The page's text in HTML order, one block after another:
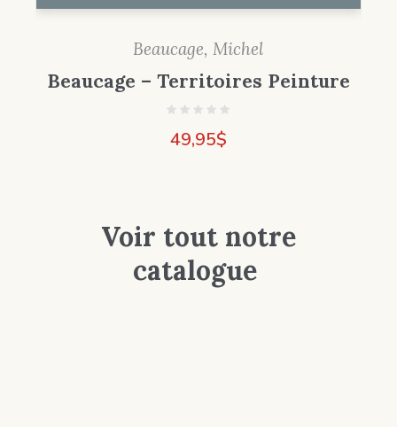
Beaucage, Michel
Beaucage – Territoires Peinture
49,95$
Voir tout notre
catalogue